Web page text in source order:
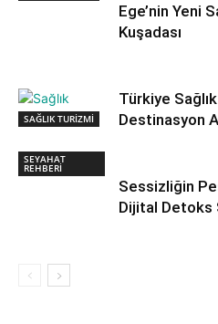
Ege’nin Yeni
Kuşadası
SAĞLIK TURİZMİ
Türkiye
Destinasyon
SEYAHAT
REHBERİ
Sessizliğin
Dijital Detoks